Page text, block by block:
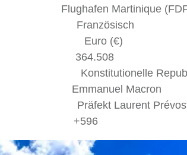
Flughafen Martinique
Französisch
(€)
364.508
Macron
Laurent
+596